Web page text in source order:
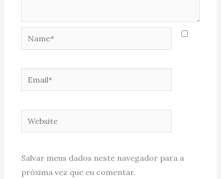
Name*
Email*
Website
Salvar meus dados neste navegador para a
próxima vez que eu comentar.